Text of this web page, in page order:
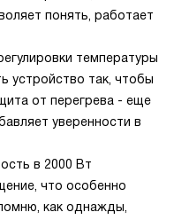
понять, работает
температуры
устройство так, чтобы
от перегрева - еще
уверенности в
в 2000 Вт
что особенно
как однажды,